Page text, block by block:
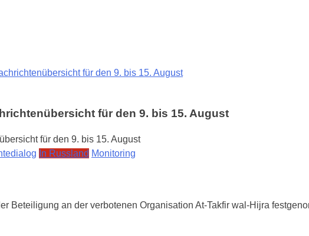
für den 9. bis 15. August
für den 9. bis 15. August
In Russland Monitoring
Beteiligung an der verbotenen Organisation At-Takfir wal-Hijra